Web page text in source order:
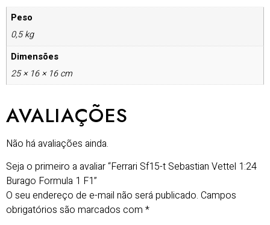
Peso
0,5 kg
Dimensões
25 × 16 × 16 cm
AVALIAÇÕES
Não há avaliações ainda.
Seja o primeiro a avaliar “Ferrari Sf15-t Sebastian Vettel 1:24
Burago Formula 1 F1”
O seu endereço de e-mail não será publicado. Campos
obrigatórios são marcados com *